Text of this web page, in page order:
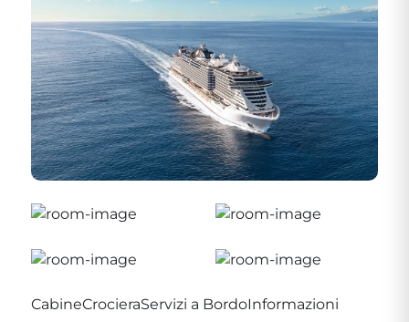
CabineCrocieraServizi a BordoInformazioni